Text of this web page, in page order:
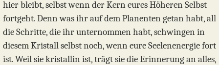
hier bleibt, selbst wenn der Kern eures Höheren Selbst
fortgeht. Denn was ihr auf dem Planenten getan habt, all
die Schritte, die ihr unternommen habt, schwingen in
diesem Kristall selbst noch, wenn eure Seelenenergie fort
ist. Weil sie kristallin ist, trägt sie die Erinnerung an alles,